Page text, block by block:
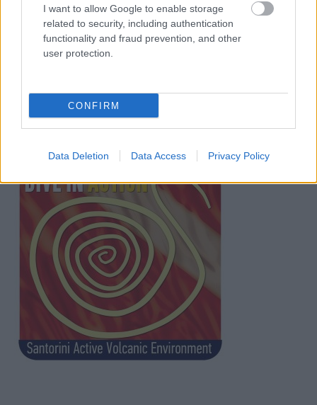
I want to allow Google to enable storage
related to security, including authentication
functionality and fraud prevention, and other
user protection.
CONFIRM
Data Deletion Data Access Privacy Policy